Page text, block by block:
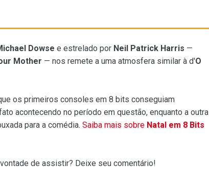
Dowse e estrelado por Neil Patrick Harris —
Mother — nos remete a uma atmosfera similar à d'O
os primeiros consoles em 8 bits conseguiam
acontecendo no período em questão, enquanto a outra
para a comédia. Saiba mais sobre Natal em 8 Bits
de assistir? Deixe seu comentário!